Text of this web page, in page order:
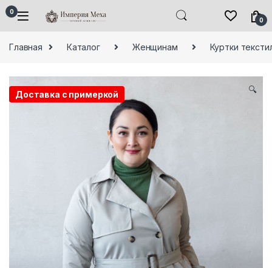
Skip to navigation
Skip to content
0
0
Главная Каталог Женщинам Куртки
Доставка с примеркой 🔍